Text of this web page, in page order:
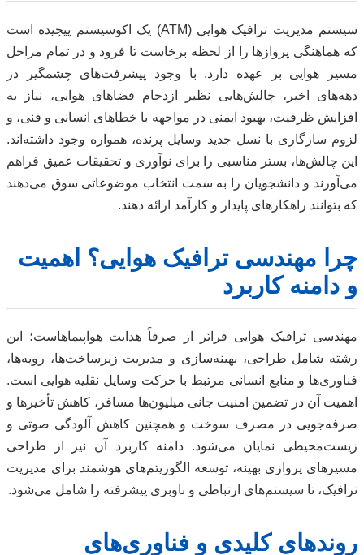
سیستم مدیریت ترافیک هوایی (ATM) یک اکوسیستم پیچیده است
که هماهنگی پروازها را از لحظه برخاست تا فرود و در تمام مراحل
مسیر هوایی بر عهده دارد. با وجود پیشرفت‌های چشمگیر در
دهه‌های اخیر، چالش‌هایی نظیر ازدحام فضاهای هوایی، نیاز به
افزایش ظرفیت، بهبود ایمنی در مواجهه با خطاهای انسانی و فنی، و
لزوم سازگاری با نسل جدید وسایل پرنده، همواره وجود داشته‌اند.
این چالش‌ها، بستر مناسبی را برای نوآوری و تحقیقات عمیق فراهم
می‌آورند و دانشجویان را به سمت انتخاب موضوعاتی سوق می‌دهند
که بتوانند راهکارهای پایدار و کارآمد ارائه دهند.
چرا مهندسی ترافیک هوایی؟ اهمیت
و دامنه کاربرد
مهندسی ترافیک هوایی فراتر از صرفاً هدایت هواپیماهاست؛ این
رشته شامل طراحی، بهینه‌سازی و مدیریت زیرساخت‌ها، رویه‌ها،
فناوری‌ها و منابع انسانی مرتبط با حرکت وسایل نقلیه هوایی است.
اهمیت آن در تضمین امنیت جانی میلیون‌ها مسافر، کاهش تأخیرها و
صرفه‌جویی در مصرف سوخت و همچنین کاهش آلودگی صوتی و
زیست‌محیطی نمایان می‌شود. دامنه کاربرد آن نیز از طراحی
مسیرهای پروازی بهینه، توسعه الگوریتم‌های هوشمند برای مدیریت
ترافیک، تا سیستم‌های ارتباطی و ناوبری پیشرفته را شامل می‌شود.
روندهای کلیدی و فناوری‌های